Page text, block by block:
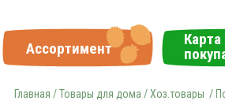
Ассортимент
Карта
Главная /Товары для дома / Хоз.товары /